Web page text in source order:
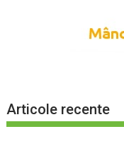
Articole recente